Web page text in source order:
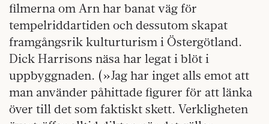
filmerna om Arn har banat väg för
tempelriddartiden och dessutom skapat
framgångsrik kulturturism i Östergötland.
Dick Harrisons näsa har legat i blöt i
uppbyggnaden. (»Jag har inget alls emot att
man använder påhittade figurer för att länka
över till det som faktiskt skett. Verkligheten